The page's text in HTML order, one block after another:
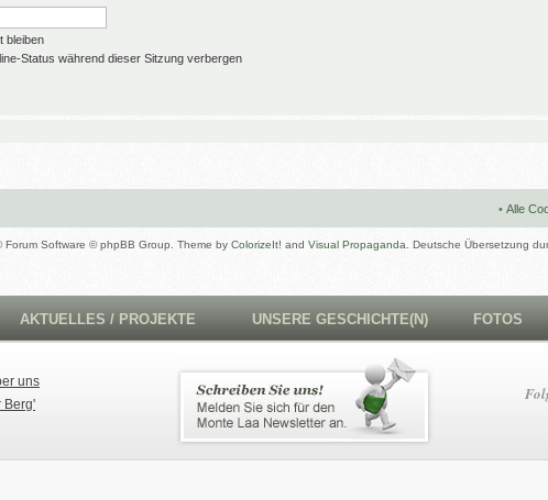
bleiben
Status während dieser Sitzung verbergen
• Alle
Forum Software © phpBB Group. Theme by ColorizeIt! and Visual Propaganda . Deutsche Übersetzung
AKTUELLES / PROJEKTE UNSERE GESCHICHTE(N) FOTOS
uns
Berg'